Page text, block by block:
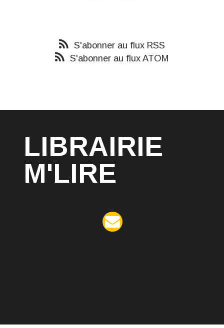
S'abonner au flux RSS
S'abonner au flux ATOM
LIBRAIRIE
M'LIRE